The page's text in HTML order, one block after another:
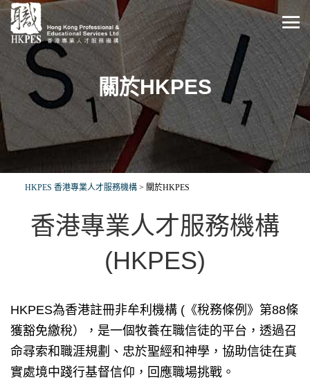
關於HKPES
HKPES 香港專業人才服務機構 > 關於HKPES
香港專業人才服務機構
(HKPES)
HKPES為香港註冊非牟利機構 (《稅務條例》第88條
獲豁免繳稅），是一個牧養在職信徒的平台，透過召
命尋索和職涯規劃、忠於聖經和神學，協助信徒在真
實處境中踐行基督信仰，回應職場挑戰。